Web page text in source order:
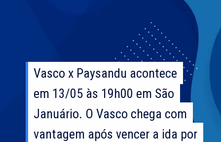
Vasco x Paysandu acontece
em 13/05 às 19h00 em São
Januário. O Vasco chega com
vantagem após vencer a ida por
Vasco x Paysandu acontece
em 13/05 às 19h00 em São
Januário. O Vasco chega com
vantagem após vencer a ida por